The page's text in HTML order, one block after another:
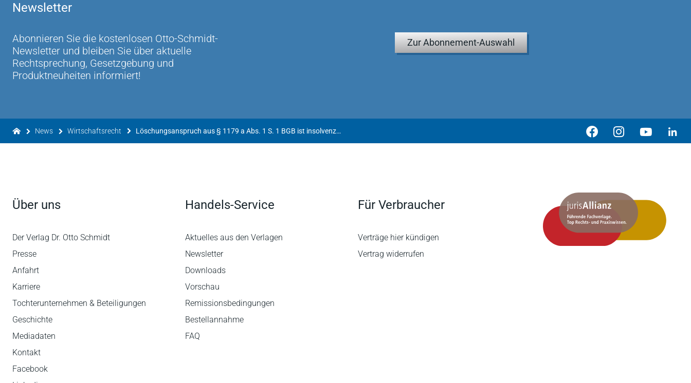
Newsletter
Abonnieren Sie die kostenlosen Otto-Schmidt-
Newsletter und bleiben Sie über aktuelle
Rechtsprechung, Gesetzgebung und
Produktneuheiten informiert!
Zur Abonnement-Auswahl
News Wirtschaftsrecht Löschungsanspruch aus § 1179 a Abs. 1 S. 1 BGB ist insolvenzfest
Über uns
Der Verlag Dr. Otto Schmidt
Presse
Anfahrt
Karriere
Tochterunternehmen & Beteiligungen
Geschichte
Mediadaten
Kontakt
Facebook
Handels-Service
Aktuelles aus den Verlagen
Newsletter
Downloads
Vorschau
Remissionsbedingungen
Bestellannahme
FAQ
Für Verbraucher
Verträge hier kündigen
Vertrag widerrufen